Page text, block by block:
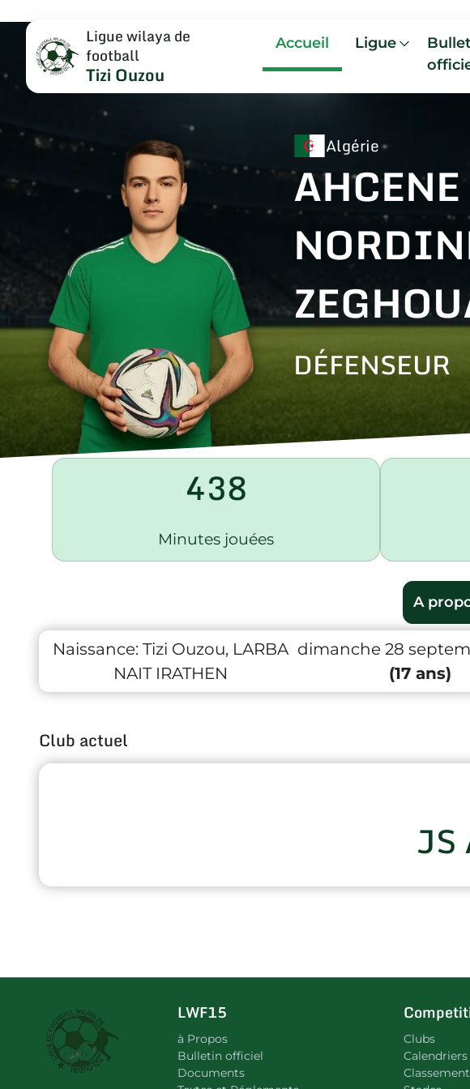
Ligue wilaya de
football
Tizi Ouzou
Accueil Ligue
Algérie
AHCENE
DÉFENSEUR
438
Minutes jouées
A
Naissance: Tizi Ouzou, LARBA
NAIT IRATHEN
dimanche 28
(17 ans)
Club actuel
JS
LWF15
à Propos
Bulletin officiel
Documents
Clubs